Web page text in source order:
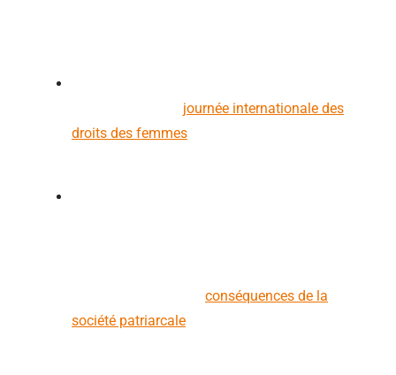
journée internationale des
droits des femmes
conséquences de la
société patriarcale